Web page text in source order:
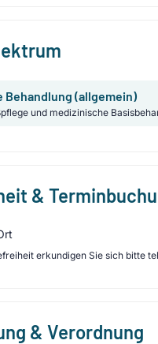
Behandlung (allgemein)
und medizinische
&
erkundigen Sie sich bitte
& Verordnung